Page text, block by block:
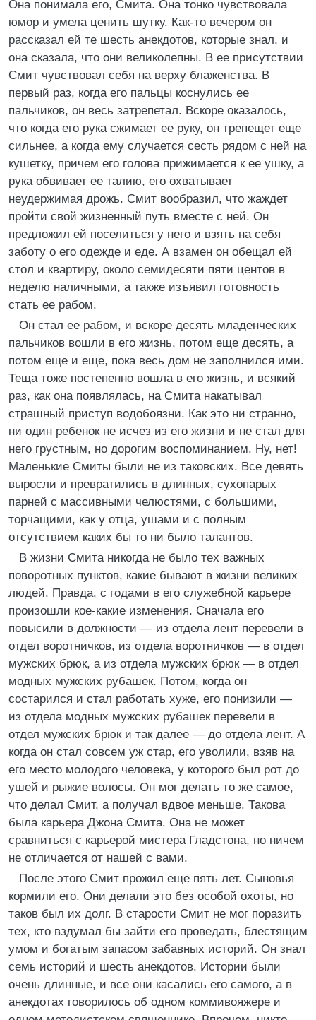
Она понимала его, Смита. Она тонко чувствовала
юмор и умела ценить шутку. Как-то вечером он
рассказал ей те шесть анекдотов, которые знал, и
она сказала, что они великолепны. В ее присутствии
Смит чувствовал себя на верху блаженства. В
первый раз, когда его пальцы коснулись ее
пальчиков, он весь затрепетал. Вскоре оказалось,
что когда его рука сжимает ее руку, он трепещет еще
сильнее, а когда ему случается сесть рядом с ней на
кушетку, причем его голова прижимается к ее ушку, а
рука обвивает ее талию, его охватывает
неудержимая дрожь. Смит вообразил, что жаждет
пройти свой жизненный путь вместе с ней. Он
предложил ей поселиться у него и взять на себя
заботу о его одежде и еде. А взамен он обещал ей
стол и квартиру, около семидесяти пяти центов в
неделю наличными, а также изъявил готовность
стать ее рабом.
Он стал ее рабом, и вскоре десять младенческих
пальчиков вошли в его жизнь, потом еще десять, а
потом еще и еще, пока весь дом не заполнился ими.
Теща тоже постепенно вошла в его жизнь, и всякий
раз, как она появлялась, на Смита накатывал
страшный приступ водобоязни. Как это ни странно,
ни один ребенок не исчез из его жизни и не стал для
него грустным, но дорогим воспоминанием. Ну, нет!
Маленькие Смиты были не из таковских. Все девять
выросли и превратились в длинных, сухопарых
парней с массивными челюстями, с большими,
торчащими, как у отца, ушами и с полным
отсутствием каких бы то ни было талантов.
В жизни Смита никогда не было тех важных
поворотных пунктов, какие бывают в жизни великих
людей. Правда, с годами в его служебной карьере
произошли кое-какие изменения. Сначала его
повысили в должности — из отдела лент перевели в
отдел воротничков, из отдела воротничков — в отдел
мужских брюк, а из отдела мужских брюк — в отдел
модных мужских рубашек. Потом, когда он
состарился и стал работать хуже, его понизили —
из отдела модных мужских рубашек перевели в
отдел мужских брюк и так далее — до отдела лент. А
когда он стал совсем уж стар, его уволили, взяв на
его место молодого человека, у которого был рот до
ушей и рыжие волосы. Он мог делать то же самое,
что делал Смит, а получал вдвое меньше. Такова
была карьера Джона Смита. Она не может
сравниться с карьерой мистера Гладстона, но ничем
не отличается от нашей с вами.
После этого Смит прожил еще пять лет. Сыновья
кормили его. Они делали это без особой охоты, но
таков был их долг. В старости Смит не мог поразить
тех, кто вздумал бы зайти его проведать, блестящим
умом и богатым запасом забавных историй. Он знал
семь историй и шесть анекдотов. Истории были
очень длинные, и все они касались его самого, а в
анекдотах говорилось об одном коммивояжере и